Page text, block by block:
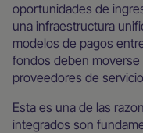
oportunidades de
una infraestructura
modelos de pagos
fondos deben
proveedores de
Esta es una de las
integrados son